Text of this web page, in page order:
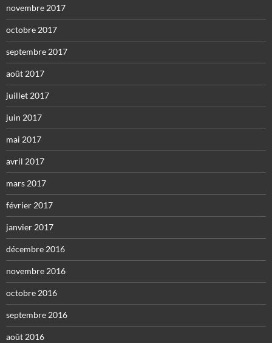
novembre 2017
octobre 2017
septembre 2017
août 2017
juillet 2017
juin 2017
mai 2017
avril 2017
mars 2017
février 2017
janvier 2017
décembre 2016
novembre 2016
octobre 2016
septembre 2016
août 2016